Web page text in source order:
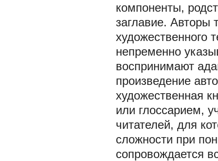
компоненты,
заглавие. Авторы
художественного
непременно
воспринимают
произведение
художественная
или глоссарием,
читателей, для
сложности при
сопровождается